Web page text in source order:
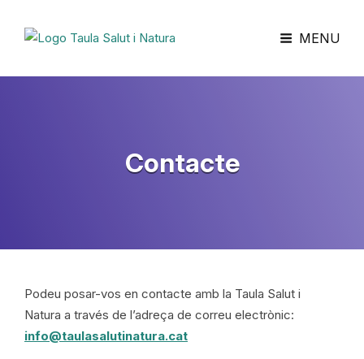
Taula Salut I Natura MENU
Contacte
Podeu posar-vos en contacte amb la Taula Salut i
Natura a través de l’adreça de correu electrònic:
info@taulasalutinatura.cat